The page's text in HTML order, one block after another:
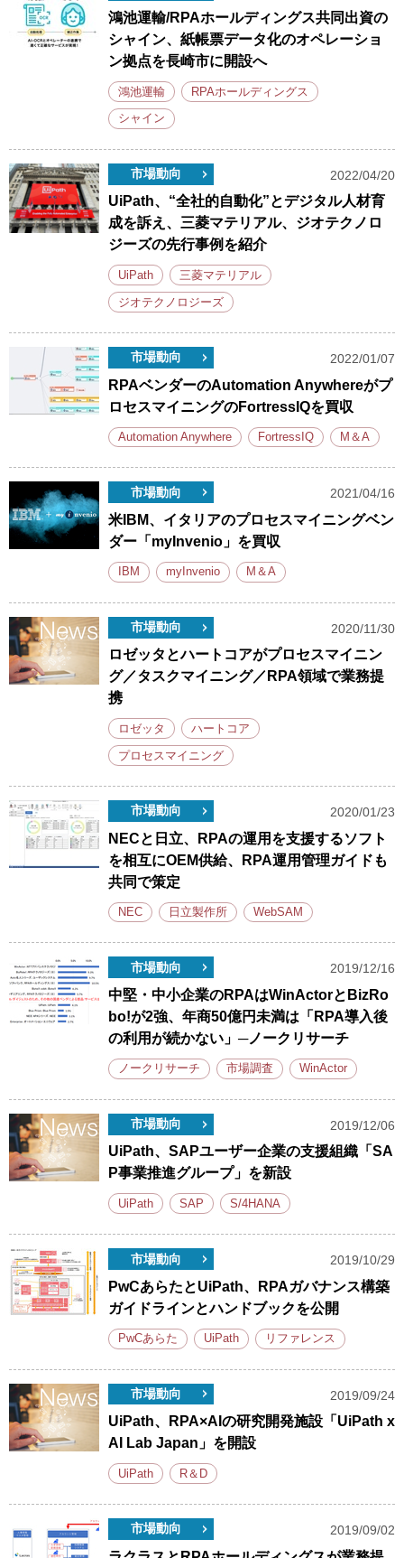
鴻池運輸/RPAホールディングス共同出資の
シャイン、紙帳票データ化のオペレーショ
ン拠点を長崎市に開設へ
鴻池運輸 RPAホールディングス
シャイン
市場動向 2022/04/20
UiPath、“全社的自動化”とデジタル人材育
成を訴え、三菱マテリアル、ジオテクノロ
ジーズの先行事例を紹介
UiPath 三菱マテリアル
ジオテクノロジーズ
市場動向 2022/01/07
RPAベンダーのAutomation Anywhereがプ
ロセスマイニングのFortressIQを買収
Automation Anywhere FortressIQ M＆A
市場動向 2021/04/16
米IBM、イタリアのプロセスマイニングベン
ダー「myInvenio」を買収
IBM myInvenio M＆A
市場動向 2020/11/30
ロゼッタとハートコアがプロセスマイニン
グ／タスクマイニング／RPA領域で業務提
携
ロゼッタ ハートコア
プロセスマイニング
市場動向 2020/01/23
NECと日立、RPAの運用を支援するソフト
を相互にOEM供給、RPA運用管理ガイドも
共同で策定
NEC 日立製作所 WebSAM
市場動向 2019/12/16
中堅・中小企業のRPAはWinActorとBizRo
bo!が2強、年商50億円未満は「RPA導入後
の利用が続かない」─ノークリサーチ
ノークリサーチ 市場調査 WinActor
市場動向 2019/12/06
UiPath、SAPユーザー企業の支援組織「SA
P事業推進グループ」を新設
UiPath SAP S/4HANA
市場動向 2019/10/29
PwCあらたとUiPath、RPAガバナンス構築
ガイドラインとハンドブックを公開
PwCあらた UiPath リファレンス
市場動向 2019/09/24
UiPath、RPA×AIの研究開発施設「UiPath x
AI Lab Japan」を開設
UiPath R＆D
市場動向 2019/09/02